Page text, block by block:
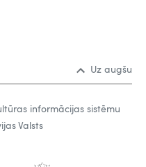
Uz augšu
informācijas sistēmu
Valsts